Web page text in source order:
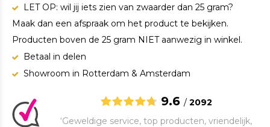
LET OP: wil jij iets zien van zwaarder dan 25 gram?
Maak dan een afspraak om het product te bekijken.
Producten boven de 25 gram NIET aanwezig in winkel.
Betaal in delen
Showroom in Rotterdam & Amsterdam
9.6 / 2092
‘Geweldige service, top producten, vriendelijk,